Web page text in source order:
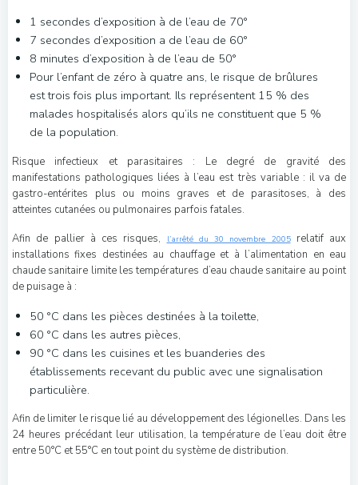
1 secondes d’exposition à de l’eau de 70°
7 secondes d’exposition a de l’eau de 60°
8 minutes d’exposition à de l’eau de 50°
Pour l’enfant de zéro à quatre ans, le risque de brûlures
est trois fois plus important. Ils représentent 15 % des
malades hospitalisés alors qu’ils ne constituent que 5 %
de la population.
Risque infectieux et parasitaires : Le degré de gravité des
manifestations pathologiques liées à l’eau est très variable : il va de
gastro-entérites plus ou moins graves et de parasitoses, à des
atteintes cutanées ou pulmonaires parfois fatales.
Afin de pallier à ces risques,
l’arrêté du 30 novembre 2005relatif aux
installations fixes destinées au chauffage et à l’alimentation en eau
chaude sanitaire limite les températures d’eau chaude sanitaire au point
de puisage à :
50 °C dans les pièces destinées à la toilette,
60 °C dans les autres pièces,
90 °C dans les cuisines et les buanderies des
établissements recevant du public avec une signalisation
particulière.
Afin de limiter le risque lié au développement des légionelles. Dans les
24 heures précédant leur utilisation, la température de l’eau doit être
entre 50°C et 55°C en tout point du système de distribution.